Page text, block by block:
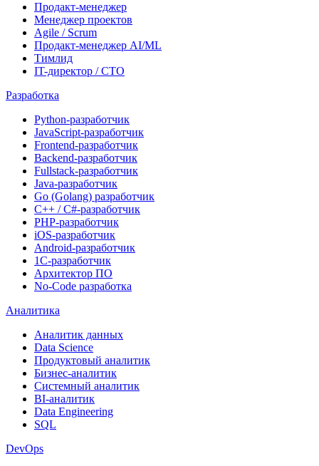
Продакт-менеджер
Менеджер проектов
Agile / Scrum
Продакт-менеджер AI/ML
Тимлид
IT-директор / CTO
Разработка
Python-разработчик
JavaScript-разработчик
Frontend-разработчик
Backend-разработчик
Fullstack-разработчик
Java-разработчик
Go (Golang) разработчик
C++ / C#-разработчик
PHP-разработчик
iOS-разработчик
Android-разработчик
1С-разработчик
Архитектор ПО
No-Code разработка
Аналитика
Аналитик данных
Data Science
Продуктовый аналитик
Бизнес-аналитик
Системный аналитик
BI-аналитик
Data Engineering
SQL
DevOps